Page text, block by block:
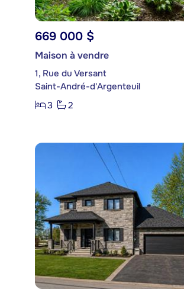
669 000 $
Maison à vendre
1, Rue du Versant
Saint-André-d'Argenteuil
3
2